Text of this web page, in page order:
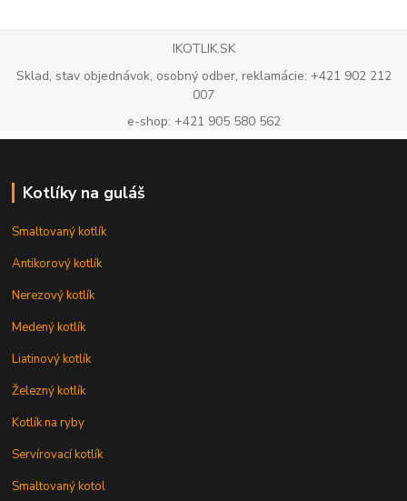
IKOTLIK.SK
Sklad, stav objednávok, osobný odber, reklamácie: +421 902 212
007
e-shop: +421 905 580 562
Kotlíky na guláš
Smaltovaný kotlík
Antikorový kotlík
Nerezový kotlík
Medený kotlík
Liatinový kotlík
Železný kotlík
Kotlík na ryby
Servírovací kotlík
Smaltovaný kotol